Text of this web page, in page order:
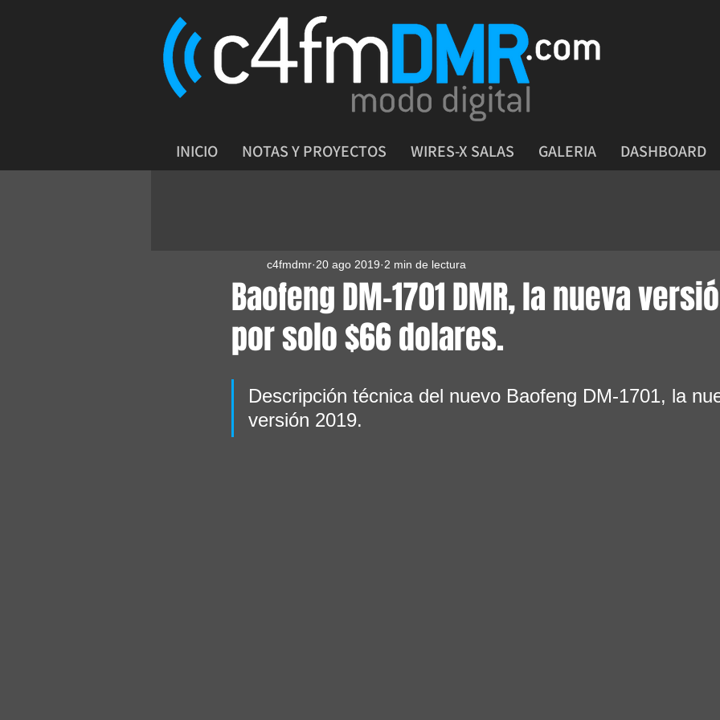
INICIO NOTAS Y PROYECTOS WIRES-X SALAS GALERIA DASHBOARD
Baofeng DM-1701 DMR, la nueva
por solo $66 dolares.
c4fmdmr 20 ago 2019 2 min de lectura
Descripción técnica del nuevo Baofeng DM-1701, la
versión 2019.